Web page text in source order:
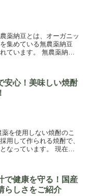
薬納豆とは、オーガニッ
集めている無農薬納豆
ています。 無農薬納豆
安心！美味しい焼酎
を使用しない焼酎のこ
用して作られる焼酎で、
なっています。 現在で
で健康を守る！国産
らしさをご紹介